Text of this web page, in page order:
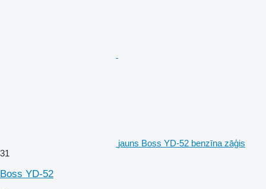
jauns Boss YD-52 benzīna zāģis
31
Boss YD-52